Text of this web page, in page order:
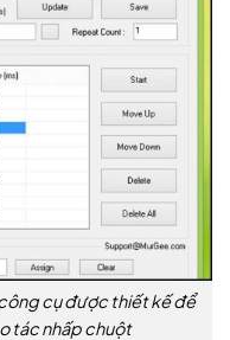
cụ được thiết kế để
tác nhấp chuột